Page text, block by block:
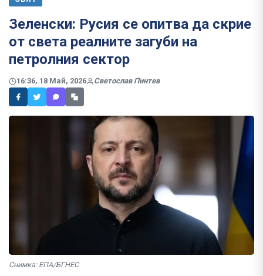
Зеленски: Русия се опитва да скрие
от света реалните загуби на
петролния сектор
16:36, 18 Май, 2026 Светослав Пинтев
Снимка: ЕПА/БГНЕС